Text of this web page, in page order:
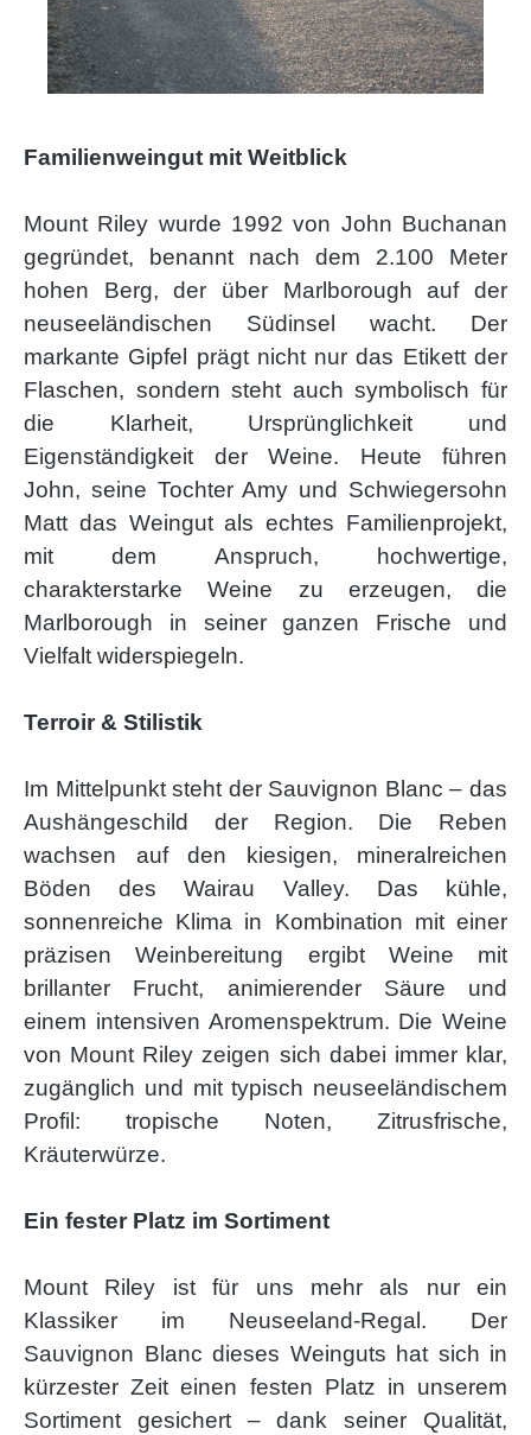
Familienweingut mit Weitblick
Mount Riley wurde 1992 von John Buchanan
gegründet, benannt nach dem 2.100 Meter
hohen Berg, der über Marlborough auf der
neuseeländischen Südinsel wacht. Der
markante Gipfel prägt nicht nur das Etikett der
Flaschen, sondern steht auch symbolisch für
die Klarheit, Ursprünglichkeit und
Eigenständigkeit der Weine. Heute führen
John, seine Tochter Amy und Schwiegersohn
Matt das Weingut als echtes Familienprojekt,
mit dem Anspruch, hochwertige,
charakterstarke Weine zu erzeugen, die
Marlborough in seiner ganzen Frische und
Vielfalt widerspiegeln.
Terroir & Stilistik
Im Mittelpunkt steht der Sauvignon Blanc – das
Aushängeschild der Region. Die Reben
wachsen auf den kiesigen, mineralreichen
Böden des Wairau Valley. Das kühle,
sonnenreiche Klima in Kombination mit einer
präzisen Weinbereitung ergibt Weine mit
brillanter Frucht, animierender Säure und
einem intensiven Aromenspektrum. Die Weine
von Mount Riley zeigen sich dabei immer klar,
zugänglich und mit typisch neuseeländischem
Profil: tropische Noten, Zitrusfrische,
Kräuterwürze.
Ein fester Platz im Sortiment
Mount Riley ist für uns mehr als nur ein
Klassiker im Neuseeland-Regal. Der
Sauvignon Blanc dieses Weinguts hat sich in
kürzester Zeit einen festen Platz in unserem
Sortiment gesichert – dank seiner Qualität,